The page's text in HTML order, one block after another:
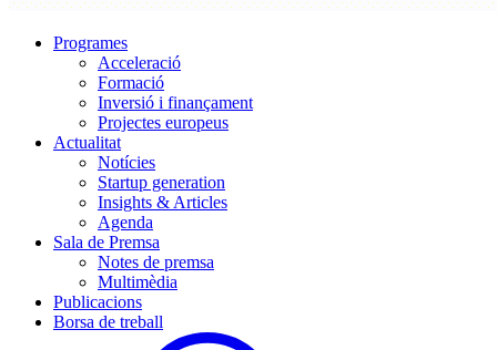
Programes
Acceleració
Formació
Inversió i finançament
Projectes europeus
Actualitat
Notícies
Startup generation
Insights & Articles
Agenda
Sala de Premsa
Notes de premsa
Multimèdia
Publicacions
Borsa de treball